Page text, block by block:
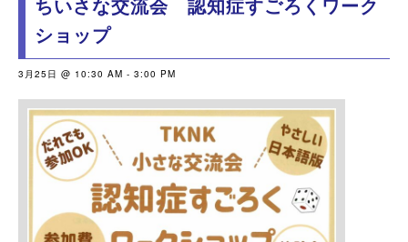
ショップ
3月25日 @ 10:30 AM - 3:00 PM